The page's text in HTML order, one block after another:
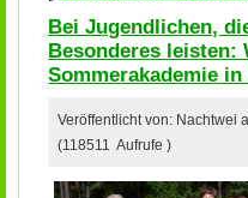
Bei Jugendlichen,
Besonderes leisten:
Sommerakademie in
Veröffentlicht von: Nachtwei
(118511 Aufrufe )